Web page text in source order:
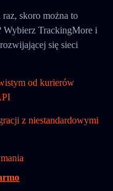
skoro można to
Wybierz TrackingMore i
się sieci
od kurierów
z niestandardowymi